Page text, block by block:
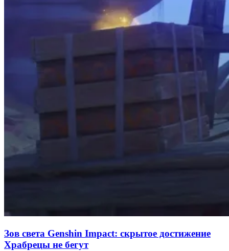
Зов света Genshin Impact: скрытое достижение
Храбрецы не бегут